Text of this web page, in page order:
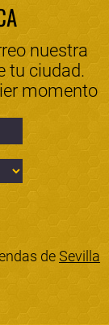
nuestra
tu ciudad.
momento
deSevilla